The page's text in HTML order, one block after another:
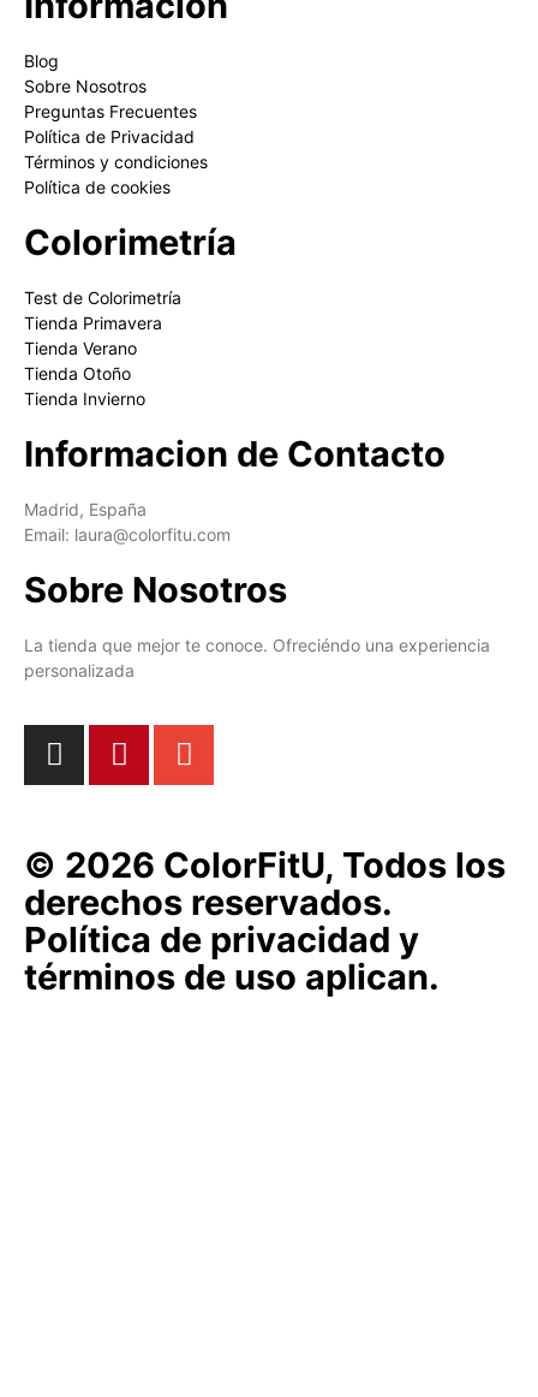
Blog
Sobre Nosotros
Preguntas Frecuentes
Política de Privacidad
Términos y condiciones
Política de cookies
Colorimetría
Test de Colorimetría
Tienda Primavera
Tienda Verano
Tienda Otoño
Tienda Invierno
Informacion de Contacto
Madrid, España
Email: laura@colorfitu.com
Sobre Nosotros
La tienda que mejor te conoce. Ofreciéndo una experiencia
personalizada
© 2026 ColorFitU, Todos los
derechos reservados.
Política de privacidad y
términos de uso aplican.